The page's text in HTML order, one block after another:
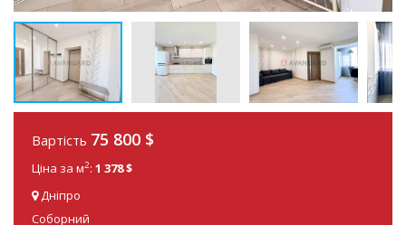
Вартість 75 800 $
Ціна за м2: 1 378 $
Дніпро
Соборний